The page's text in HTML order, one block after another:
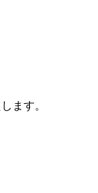
ます。